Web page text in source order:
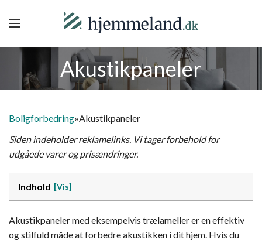
Akustikpaneler
Boligforbedring»Akustikpaneler
Siden indeholder reklamelinks. Vi tager forbehold for
udgåede varer og prisændringer.
Indhold
Akustikpaneler med eksempelvis trælameller er en effektiv
og stilfuld måde at forbedre akustikken i dit hjem. Hvis du